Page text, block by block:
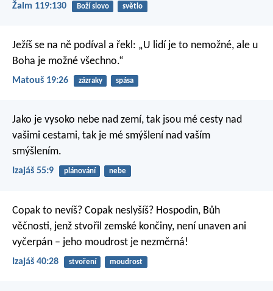
Žalm 119:130 Boží slovo světlo
Ježíš se na ně podíval a řekl: „U lidí je to nemožné, ale u
Boha je možné všechno.“
Matouš 19:26 zázraky spása
Jako je vysoko nebe nad zemí, tak jsou mé cesty nad
vašimi cestami, tak je mé smýšlení nad vaším
smýšlením.
Izajáš 55:9 plánování nebe
Copak to nevíš? Copak neslyšíš? Hospodin, Bůh
věčnosti, jenž stvořil zemské končiny, není unaven ani
vyčerpán – jeho moudrost je nezměrná!
Izajáš 40:28 stvoření moudrost